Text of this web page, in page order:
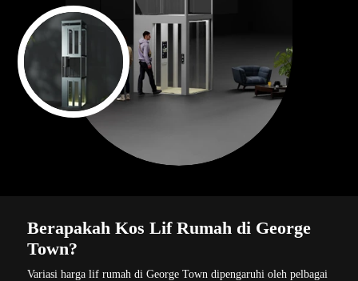
Berapakah Kos Lif Rumah di George
Town?
Variasi harga lif rumah di George Town dipengaruhi oleh pelbagai